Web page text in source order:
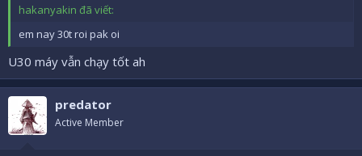
hakanyakin đã viết:
em nay 30t roi pak oi
U30 máy vẫn chạy tốt ah
predator
Active Member